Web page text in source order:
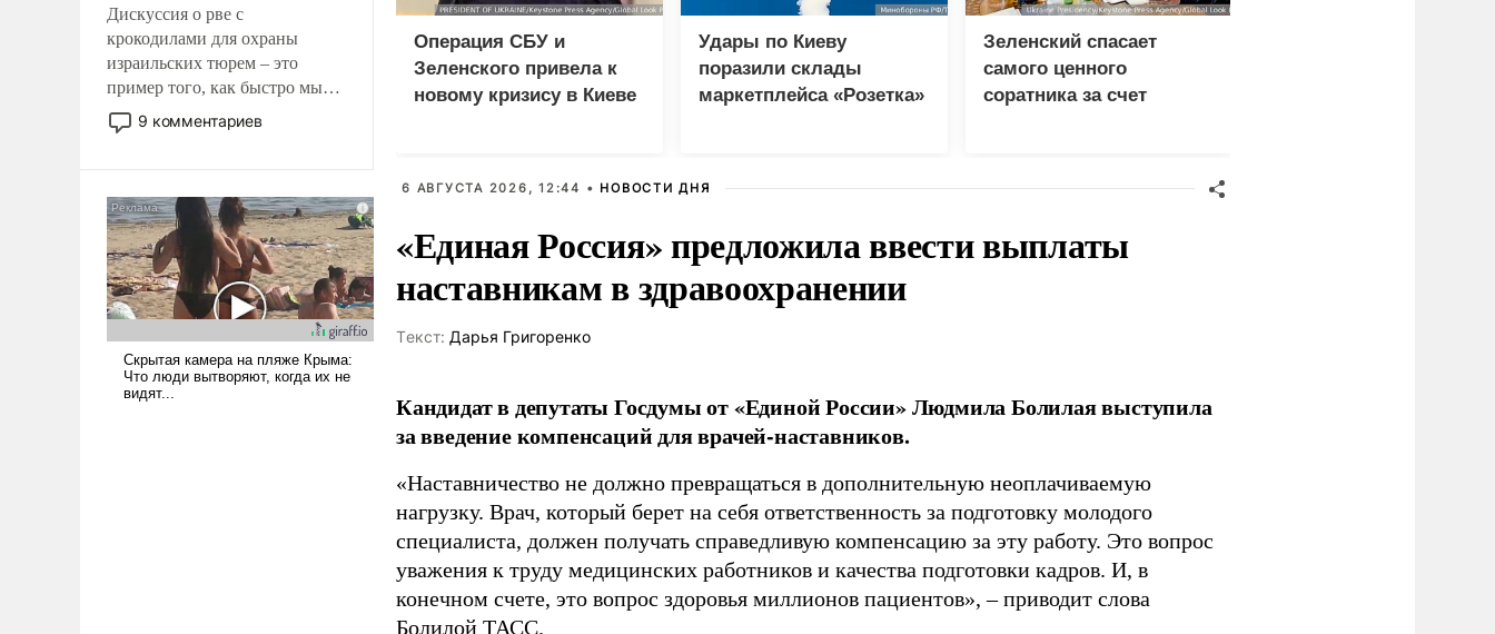
Дискуссия о рве с
крокодилами для охраны
израильских тюрем – это
пример того, как быстро мы
двигаемся по пути
революционных изменений.
псевдонаучной фантастики,
стало всерьез обсуждаемой
идеей.
9 комментариев
Операция СБУ и
Зеленского привела к
новому кризису в Киеве
Удары по Киеву
поразили склады
маркетплейса «Розетка»
Зеленский спасает
самого ценного
соратника за счет
6 АВГУСТА 2026, 12:44 • НОВОСТИ ДНЯ
«Единая Россия» предложила ввести выплаты
наставникам в здравоохранении
Tекст: Дарья Григоренко
Кандидат в депутаты Госдумы от «Единой России» Людмила Болилая выступила
за введение компенсаций для врачей-наставников.
«Наставничество не должно превращаться в дополнительную неоплачиваемую
нагрузку. Врач, который берет на себя ответственность за подготовку молодого
специалиста, должен получать справедливую компенсацию за эту работу. Это вопрос
уважения к труду медицинских работников и качества подготовки кадров. И, в
конечном счете, это вопрос здоровья миллионов пациентов», – приводит слова
Болилой ТАСС.